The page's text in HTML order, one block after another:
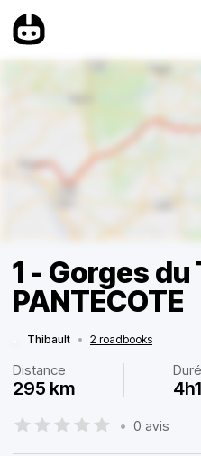
1 - Gorges du
PANTECOTE
Thibault • 2 roadbooks
Distance
295 km
• 0 avis